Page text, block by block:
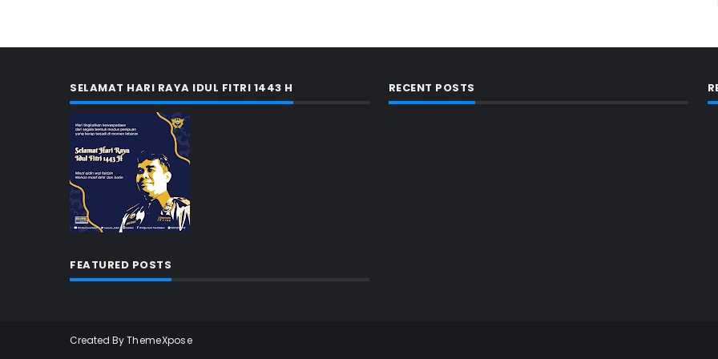
SELAMAT HARI RAYA IDUL FITRI 1443 H
FEATURED POSTS
RECENT POSTS
Created ByThemeXpose